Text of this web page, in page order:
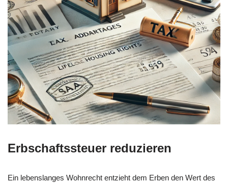
Erbschaftssteuer reduzieren
Ein lebenslanges Wohnrecht entzieht dem Erben den Wert des